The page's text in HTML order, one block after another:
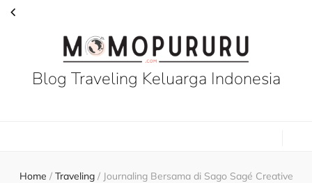
Blog Traveling Keluarga Indonesia
Home / Traveling / Journaling Bersama di Sago Sagé Creative